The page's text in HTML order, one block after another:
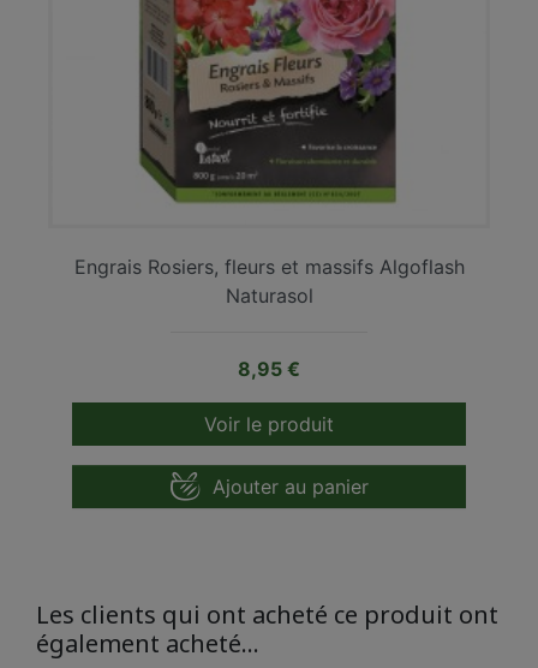
Engrais Rosiers, fleurs et massifs Algoflash
Naturasol
Prix
8,95 €
Voir le produit
Ajouter au panier
Les clients qui ont acheté ce produit ont
également acheté...